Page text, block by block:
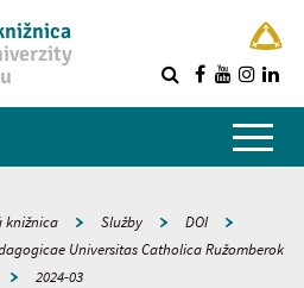
knižnica Služby
DOI
Universitas Catholica Ružomberok
2024-03